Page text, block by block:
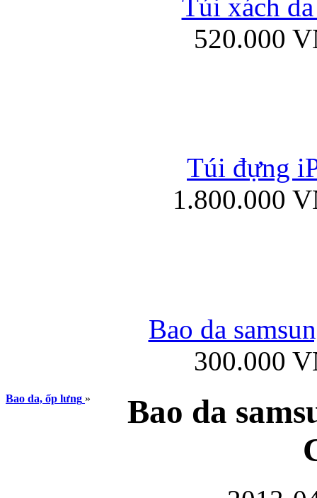
Bao da iPad
Túi xách da
Túi xách
520.000
Túi đựng
1.800.000
Bao da
300.000
Bao da, ốp lưng »
Bao da